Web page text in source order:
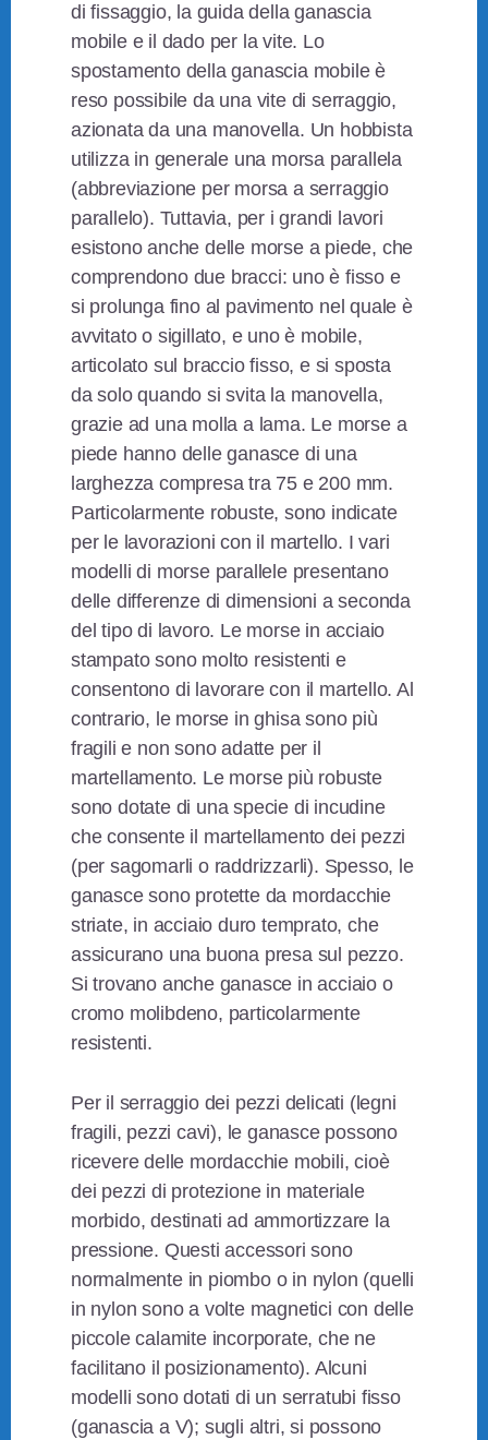
di fissaggio, la guida della ganascia
mobile e il dado per la vite. Lo
spostamento della ganascia mobile è
reso possibile da una vite di serraggio,
azionata da una manovella. Un hobbista
utilizza in generale una morsa parallela
(abbreviazione per morsa a serraggio
parallelo). Tuttavia, per i grandi lavori
esistono anche delle morse a piede, che
comprendono due bracci: uno è fisso e
si prolunga fino al pavimento nel quale è
avvitato o sigillato, e uno è mobile,
articolato sul braccio fisso, e si sposta
da solo quando si svita la manovella,
grazie ad una molla a lama. Le morse a
piede hanno delle ganasce di una
larghezza compresa tra 75 e 200 mm.
Particolarmente robuste, sono indicate
per le lavorazioni con il martello. I vari
modelli di morse parallele presentano
delle differenze di dimensioni a seconda
del tipo di lavoro. Le morse in acciaio
stampato sono molto resistenti e
consentono di lavorare con il martello. Al
contrario, le morse in ghisa sono più
fragili e non sono adatte per il
martellamento. Le morse più robuste
sono dotate di una specie di incudine
che consente il martellamento dei pezzi
(per sagomarli o raddrizzarli). Spesso, le
ganasce sono protette da mordacchie
striate, in acciaio duro temprato, che
assicurano una buona presa sul pezzo.
Si trovano anche ganasce in acciaio o
cromo molibdeno, particolarmente
resistenti.
Per il serraggio dei pezzi delicati (legni
fragili, pezzi cavi), le ganasce possono
ricevere delle mordacchie mobili, cioè
dei pezzi di protezione in materiale
morbido, destinati ad ammortizzare la
pressione. Questi accessori sono
normalmente in piombo o in nylon (quelli
in nylon sono a volte magnetici con delle
piccole calamite incorporate, che ne
facilitano il posizionamento). Alcuni
modelli sono dotati di un serratubi fisso
(ganascia a V); sugli altri, si possono